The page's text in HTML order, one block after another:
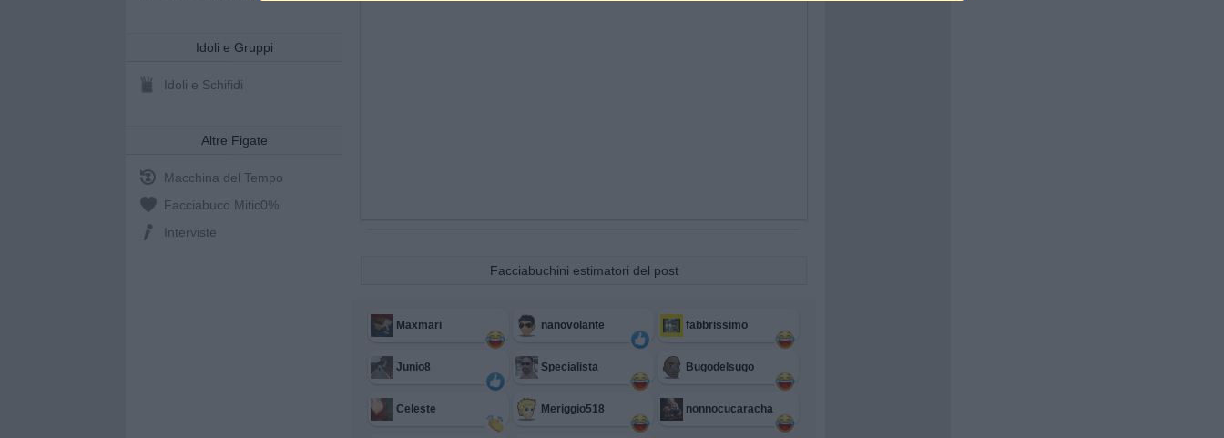
Idoli e Gruppi
Idoli e Schifidi
Altre Figate
Macchina del Tempo
Facciabuco Mitic0%
Interviste
Facciabuchini estimatori del post
Maxmari nanovolante fabbrissimo
Junio8 Specialista Bugodelsugo
Celeste Meriggio518 nonnocucaracha